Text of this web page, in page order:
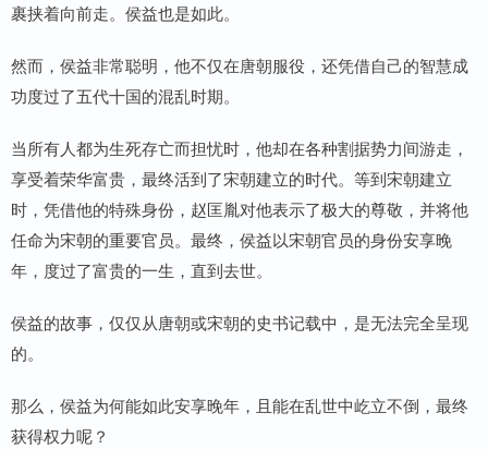
裹挟着向前走。侯益也是如此。
然而，侯益非常聪明，他不仅在唐朝服役，还凭借自己的智慧成
功度过了五代十国的混乱时期。
当所有人都为生死存亡而担忧时，他却在各种割据势力间游走，
享受着荣华富贵，最终活到了宋朝建立的时代。等到宋朝建立
时，凭借他的特殊身份，赵匡胤对他表示了极大的尊敬，并将他
任命为宋朝的重要官员。最终，侯益以宋朝官员的身份安享晚
年，度过了富贵的一生，直到去世。
侯益的故事，仅仅从唐朝或宋朝的史书记载中，是无法完全呈现
的。
那么，侯益为何能如此安享晚年，且能在乱世中屹立不倒，最终
获得权力呢？